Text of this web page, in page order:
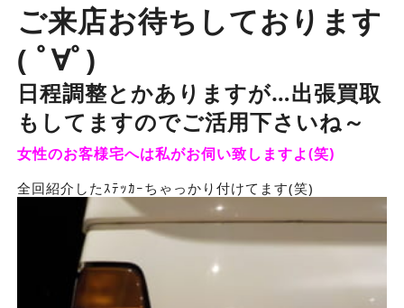
ご来店お待ちしております
( ﾟ∀ﾟ)
日程調整とかありますが…出張買取
もしてますのでご活用下さいね～
女性のお客様宅へは私がお伺い致しますよ(笑)
全回紹介したｽﾃｯｶｰちゃっかり付けてます(笑)